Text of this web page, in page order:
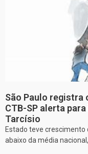
São Paulo registra
CTB-SP alerta
Tarcísio
Estado teve crescimento
abaixo da média